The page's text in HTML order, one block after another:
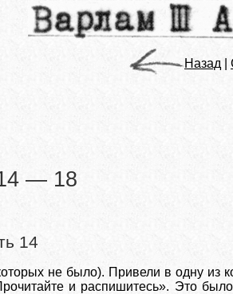
Назад
— 18
14
не было). Привели в одну из
и распишитесь». Это